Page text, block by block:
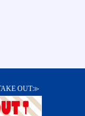
OUT≫